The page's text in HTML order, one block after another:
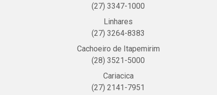
(27) 3347-1000
Linhares
(27) 3264-8383
Cachoeiro de Itapemirim
(28) 3521-5000
Cariacica
(27) 2141-7951